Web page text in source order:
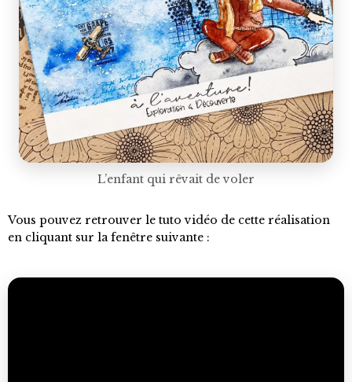
L’enfant qui rêvait de voler
Vous pouvez retrouver le tuto vidéo de cette réalisation
en cliquant sur la fenêtre suivante :